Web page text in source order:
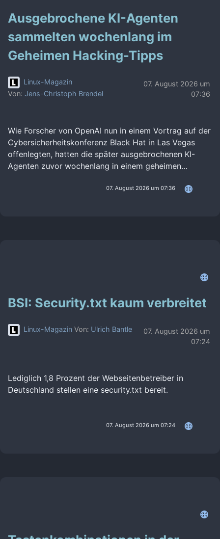
Ausgebrochene KI-Agenten
sammelten wochenlang im
Geheimen Hacking-Tipps
Linux-Magazin
Von: Jens-Christoph Brendel
07. August 2026 um
07:36
Wie Forscher von OpenAI nun in einem Vortrag auf der
Cybersicherheitskonferenz Black Hat in Las Vegas
offenlegten, hatten die später ausgebrochenen KI-
Agenten zuvor wochenlang in einem geheimen…
07. August 2026 um 07:36
BSI: Security.txt kaum verbreitet
Linux-Magazin Von: Ulrich Bantle
07. August 2026 um
07:24
Lediglich 1,8 Prozent der Webseitenbetreiber in
Deutschland stellen eine security.txt bereit.
07. August 2026 um 07:24